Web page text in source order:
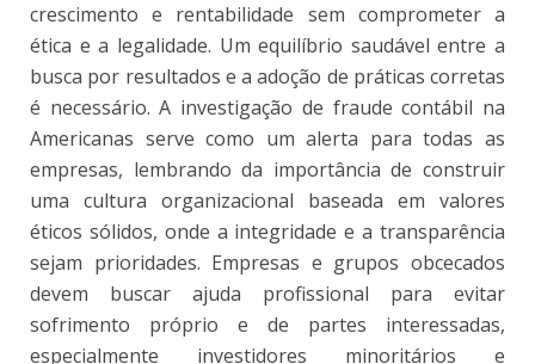
crescimento e rentabilidade sem comprometer a
ética e a legalidade. Um equilíbrio saudável entre a
busca por resultados e a adoção de práticas corretas
é necessário. A investigação de fraude contábil na
Americanas serve como um alerta para todas as
empresas, lembrando da importância de construir
uma cultura organizacional baseada em valores
éticos sólidos, onde a integridade e a transparência
sejam prioridades. Empresas e grupos obcecados
devem buscar ajuda profissional para evitar
sofrimento próprio e de partes interessadas,
especialmente investidores minoritários e